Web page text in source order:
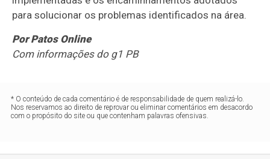
para solucionar os problemas identificados na área.
Por Patos Online
Com informações do g1 PB
* O conteúdo de cada comentário é de responsabilidade de quem realizá-lo.
Nos reservamos ao direito de reprovar ou eliminar comentários em desacordo
com o propósito do site ou que contenham palavras ofensivas.